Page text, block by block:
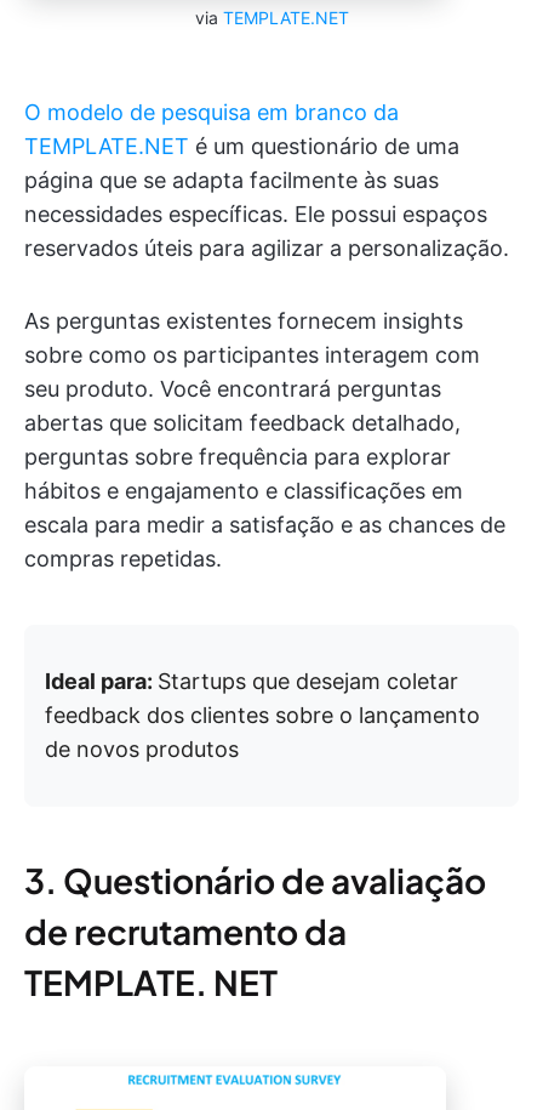
via TEMPLATE.NET
O modelo de pesquisa em branco da
TEMPLATE.NET é um questionário de uma
página que se adapta facilmente às suas
necessidades específicas. Ele possui espaços
reservados úteis para agilizar a personalização.
As perguntas existentes fornecem insights
sobre como os participantes interagem com
seu produto. Você encontrará perguntas
abertas que solicitam feedback detalhado,
perguntas sobre frequência para explorar
hábitos e engajamento e classificações em
escala para medir a satisfação e as chances de
compras repetidas.
Ideal para: Startups que desejam coletar
feedback dos clientes sobre o lançamento
de novos produtos
3. Questionário de avaliação
de recrutamento da
TEMPLATE. NET